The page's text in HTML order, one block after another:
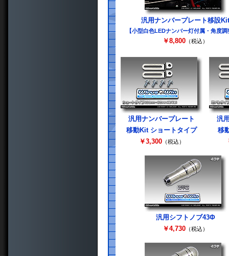
汎用ナンバープレート移設Kit
【小型白色LEDナンバー灯付属・角度調
￥8,800 （税込）
汎用ナンバープレート
移動Kit ショートタイプ
￥3,300（税込）
汎
移
汎用シフトノブ43Φ
￥4,730 （税込）